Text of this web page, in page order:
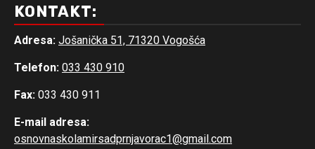
KONTAKT:
Adresa: Jošanička 51, 71320 Vogošća
Telefon: 033 430 910
Fax: 033 430 911
E-mail adresa:
osnovnaskolamirsadprnjavorac1@gmail.com